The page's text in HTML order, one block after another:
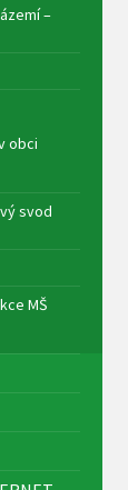
–
obci
svod
MŠ